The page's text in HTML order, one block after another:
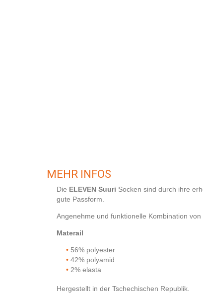
MEHR INFOS
Die ELEVEN Suuri Socken sind durch ihre
gute Passform.
Angenehme und funktionelle Kombination
Materail
56% polyester
42% polyamid
2% elasta
Hergestellt in der Tschechischen Republik.